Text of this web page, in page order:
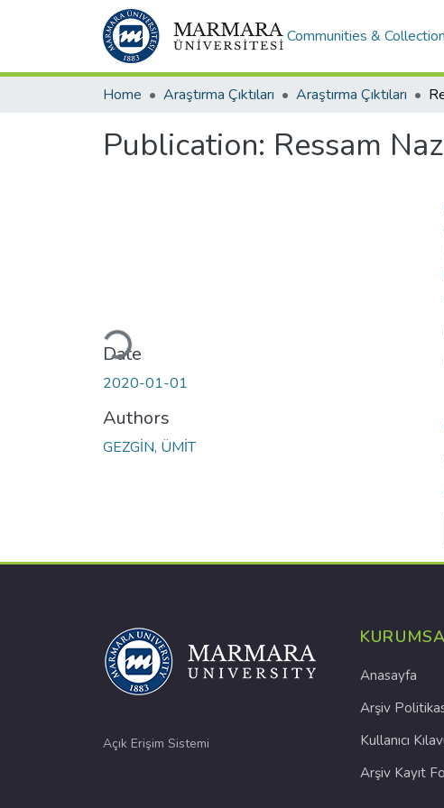
Communities &
Home Araştırma Çıktıları Araştırma Çıktıları
Publication: Ressam
Loading...
Date
2020-01-01
Authors
GEZGİN, ÜMİT
Açık Erişim Sistemi
Anasayfa
Arşiv
Kullanıcı
Arşiv Kayıt